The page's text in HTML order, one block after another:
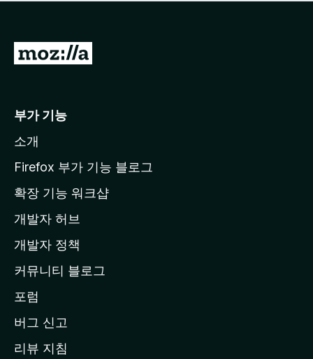
점
습
니
M
l
a
페
이
지
이
동
부가 기능
소개
Firefox 부가 기능 블로그
확장 기능 워크샵
개발자 허브
개발자 정책
커뮤니티 블로그
포럼
버그 신고
리뷰 지침